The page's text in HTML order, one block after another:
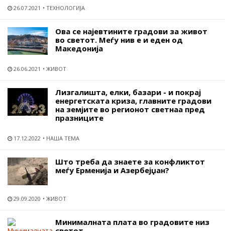
26.07.2021 ТЕХНОЛОГИЈА
Ова се најевтините градови за живот
во светот. Меѓу нив е и еден од
Македонија
26.06.2021 ЖИВОТ
Лизгалишта, елки, базари - и покрај
енергетската криза, главните градови
на земјите во регионот светнаа пред
празниците
17.12.2022 НАША ТЕМА
Што треба да знаете за конфликтот
меѓу Ерменија и Азербејџан?
29.09.2020 ЖИВОТ
Минималната плата во градовите низ